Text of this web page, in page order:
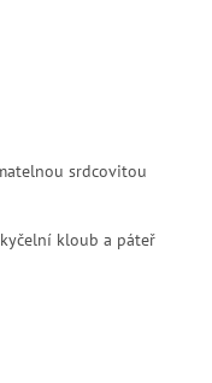
srdcovitou
kloub a páteř